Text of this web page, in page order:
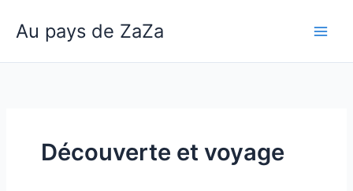
Au pays de ZaZa
Découverte et voyage